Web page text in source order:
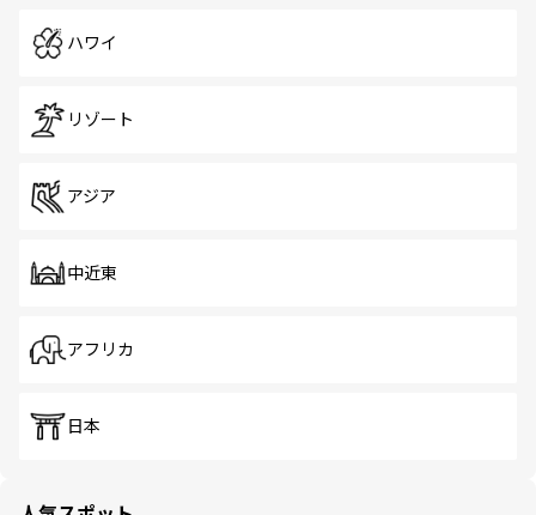
ハワイ
リゾート
アジア
中近東
アフリカ
日本